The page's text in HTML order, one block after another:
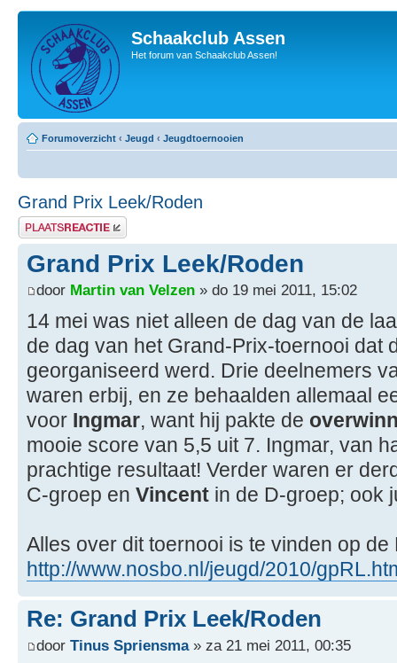
Schaakclub Assen
Het forum van Schaakclub Assen!
Forumoverzicht ‹ Jeugd ‹ Jeugdtoernooien
Grand Prix Leek/Roden
Plaats een reactie
Grand Prix Leek/Roden
door Martin van Velzen » do 19 mei 2011, 15:02
14 mei was niet alleen de dag van de
de dag van het Grand-Prix-toernooi dat
georganiseerd werd. Drie deelnemers
waren erbij, en ze behaalden allemaal
voor Ingmar, want hij pakte de
mooie score van 5,5 uit 7. Ingmar, van
prachtige resultaat! Verder waren er
C-groep en Vincent in de D-groep; ook
Alles over dit toernooi is te vinden op de
http://www.nosbo.nl/jeugd/2010/
Re: Grand Prix Leek/Roden
door Tinus Spriensma» za 21 mei 2011, 00:35